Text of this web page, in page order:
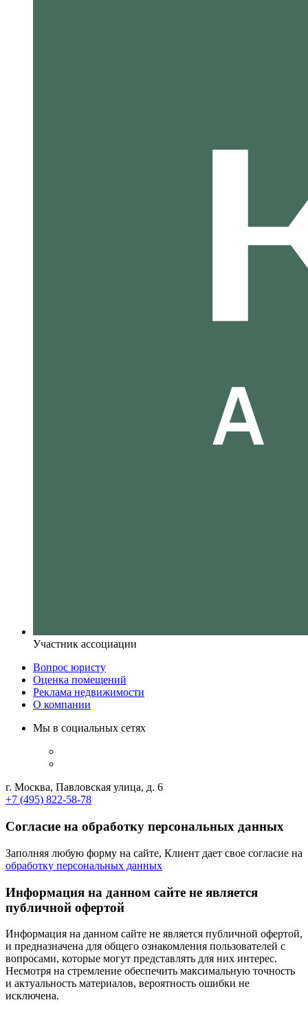
Участник ассоциации
Вопрос юристу
Оценка помещений
Реклама недвижимости
О компании
Мы в социальных сетях
г. Москва, Павловская улица, д. 6
+7 (495) 822-58-78
Согласие на обработку персональных данных
Заполняя любую форму на сайте, Клиент дает свое согласие на
обработку персональных данных
Информация на данном сайте не является
публичной офертой
Информация на данном сайте не является публичной офертой,
и предназначена для общего ознакомления пользователей с
вопросами, которые могут представлять для них интерес.
Несмотря на стремление обеспечить максимальную точность
и актуальность материалов, вероятность ошибки не
исключена.